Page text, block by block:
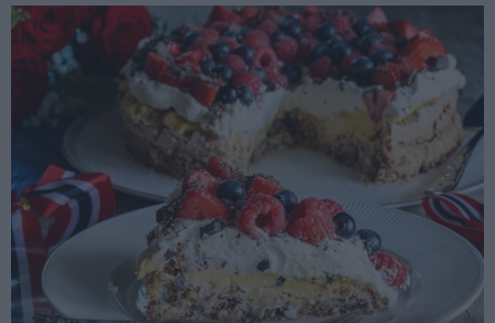
Hopp
hovedinnhold